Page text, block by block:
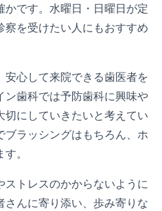
です。水曜日・日曜日が定
を受けたい人にもおすすめ
安心して来院できる歯医者を
ン歯科では予防歯科に興味や
切にしていきたいと考えてい
ブラッシングはもちろん、ホ
。
トレスのかからないように
さんに寄り添い、歩み寄りな